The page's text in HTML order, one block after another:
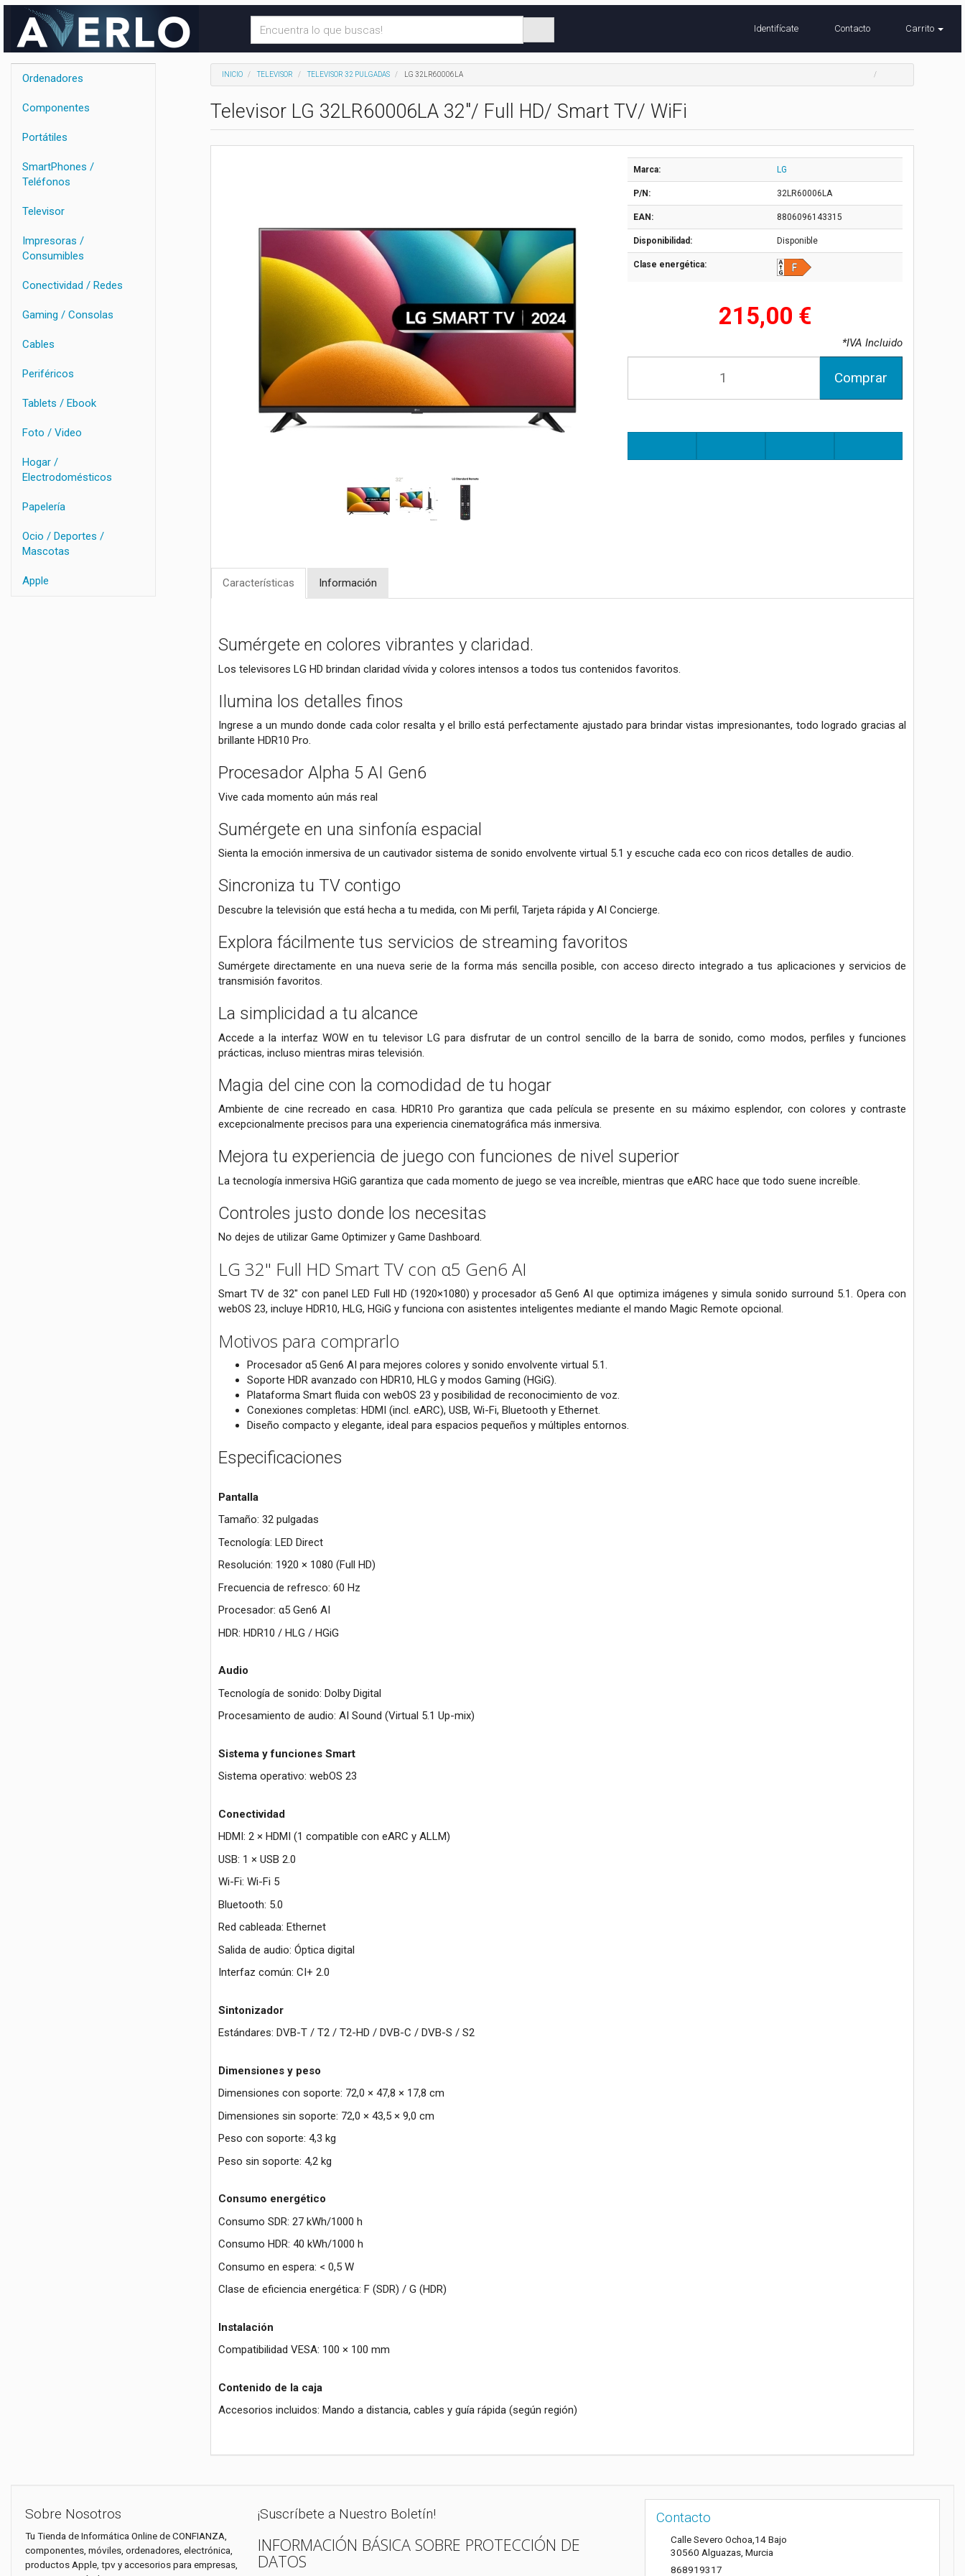
Identifícate Contacto Carrito
Ordenadores
Componentes
Portátiles
SmartPhones /
Teléfonos
Televisor
Impresoras /
Consumibles
Conectividad / Redes
Gaming / Consolas
Cables
Periféricos
Tablets / Ebook
Foto / Video
Hogar /
Electrodomésticos
Papelería
Ocio / Deportes /
Mascotas
Apple
INICIO TELEVISOR TELEVISOR 32 PULGADAS LG 32LR60006LA
Televisor LG 32LR60006LA 32"/ Full HD/ Smart TV/ WiFi
Marca: LG
P/N: 32LR60006LA
EAN: 8806096143315
Disponibilidad: Disponible
Clase energética:
215,00 €
*IVA Incluido
Comprar
Características Información
Sumérgete en colores vibrantes y claridad.
Los televisores LG HD brindan claridad vívida y colores intensos a todos tus contenidos favoritos.
Ilumina los detalles finos
Ingrese a un mundo donde cada color resalta y el brillo está perfectamente ajustado para brindar vistas impresionantes, todo logrado gracias al
brillante HDR10 Pro.
Procesador Alpha 5 AI Gen6
Vive cada momento aún más real
Sumérgete en una sinfonía espacial
Sienta la emoción inmersiva de un cautivador sistema de sonido envolvente virtual 5.1 y escuche cada eco con ricos detalles de audio.
Sincroniza tu TV contigo
Descubre la televisión que está hecha a tu medida, con Mi perfil, Tarjeta rápida y AI Concierge.
Explora fácilmente tus servicios de streaming favoritos
Sumérgete directamente en una nueva serie de la forma más sencilla posible, con acceso directo integrado a tus aplicaciones y servicios de
transmisión favoritos.
La simplicidad a tu alcance
Accede a la interfaz WOW en tu televisor LG para disfrutar de un control sencillo de la barra de sonido, como modos, perfiles y funciones
prácticas, incluso mientras miras televisión.
Magia del cine con la comodidad de tu hogar
Ambiente de cine recreado en casa. HDR10 Pro garantiza que cada película se presente en su máximo esplendor, con colores y contraste
excepcionalmente precisos para una experiencia cinematográfica más inmersiva.
Mejora tu experiencia de juego con funciones de nivel superior
La tecnología inmersiva HGiG garantiza que cada momento de juego se vea increíble, mientras que eARC hace que todo suene increíble.
Controles justo donde los necesitas
No dejes de utilizar Game Optimizer y Game Dashboard.
LG 32" Full HD Smart TV con α5 Gen6 AI
Smart TV de 32" con panel LED Full HD (1920×1080) y procesador α5 Gen6 AI que optimiza imágenes y simula sonido surround 5.1. Opera con
webOS 23, incluye HDR10, HLG, HGiG y funciona con asistentes inteligentes mediante el mando Magic Remote opcional.
Motivos para comprarlo
Procesador α5 Gen6 AI para mejores colores y sonido envolvente virtual 5.1.
Soporte HDR avanzado con HDR10, HLG y modos Gaming (HGiG).
Plataforma Smart fluida con webOS 23 y posibilidad de reconocimiento de voz.
Conexiones completas: HDMI (incl. eARC), USB, Wi-Fi, Bluetooth y Ethernet.
Diseño compacto y elegante, ideal para espacios pequeños y múltiples entornos.
Especificaciones
Pantalla
Tamaño: 32 pulgadas
Tecnología: LED Direct
Resolución: 1920 × 1080 (Full HD)
Frecuencia de refresco: 60 Hz
Procesador: α5 Gen6 AI
HDR: HDR10 / HLG / HGiG
Audio
Tecnología de sonido: Dolby Digital
Procesamiento de audio: AI Sound (Virtual 5.1 Up-mix)
Sistema y funciones Smart
Sistema operativo: webOS 23
Conectividad
HDMI: 2 × HDMI (1 compatible con eARC y ALLM)
USB: 1 × USB 2.0
Wi-Fi: Wi-Fi 5
Bluetooth: 5.0
Red cableada: Ethernet
Salida de audio: Óptica digital
Interfaz común: CI+ 2.0
Sintonizador
Estándares: DVB-T / T2 / T2-HD / DVB-C / DVB-S / S2
Dimensiones y peso
Dimensiones con soporte: 72,0 × 47,8 × 17,8 cm
Dimensiones sin soporte: 72,0 × 43,5 × 9,0 cm
Peso con soporte: 4,3 kg
Peso sin soporte: 4,2 kg
Consumo energético
Consumo SDR: 27 kWh/1000 h
Consumo HDR: 40 kWh/1000 h
Consumo en espera: < 0,5 W
Clase de eficiencia energética: F (SDR) / G (HDR)
Instalación
Compatibilidad VESA: 100 × 100 mm
Contenido de la caja
Accesorios incluidos: Mando a distancia, cables y guía rápida (según región)
Sobre Nosotros
Tu Tienda de Informática Online de CONFIANZA,
componentes, móviles, ordenadores, electrónica,
productos Apple, tpv y accesorios para empresas,
¡Suscríbete a Nuestro Boletín!
INFORMACIÓN BÁSICA SOBRE PROTECCIÓN DE
DATOS
Contacto
Calle Severo Ochoa,14 Bajo
30560 Alguazas, Murcia
868919317